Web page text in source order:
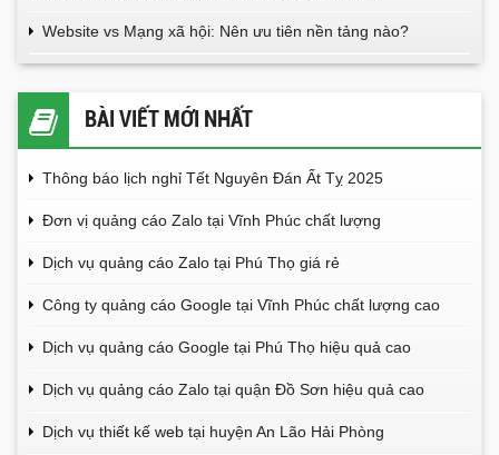
Website vs Mạng xã hội: Nên ưu tiên nền tảng nào?
BÀI VIẾT MỚI NHẤT
Thông báo lịch nghỉ Tết Nguyên Đán Ất Tỵ 2025
Đơn vị quảng cáo Zalo tại Vĩnh Phúc chất lượng
Dịch vụ quảng cáo Zalo tại Phú Thọ giá rẻ
Công ty quảng cáo Google tại Vĩnh Phúc chất lượng cao
Dịch vụ quảng cáo Google tại Phú Thọ hiệu quả cao
Dịch vụ quảng cáo Zalo tại quận Đồ Sơn hiệu quả cao
Dịch vụ thiết kế web tại huyện An Lão Hải Phòng